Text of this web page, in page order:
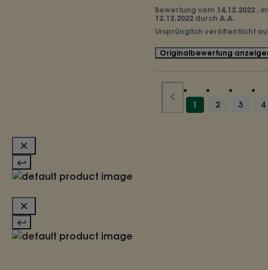
Bewertung vom 14.12.2022 ,
12.12.2022 durch A.A.
Ursprünglich veröffentlicht
Originalbewertung
1 2 3 4